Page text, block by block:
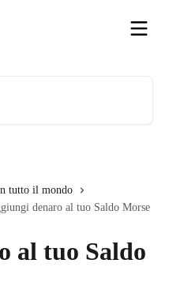
tutto il mondo
denaro al tuo Saldo Morse
al tuo Saldo